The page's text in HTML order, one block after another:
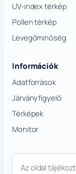
UV-index térkép
Pollen térkép
Levegőminőség
Információk
Adatforrások
Járványfigyelő
Térképek
Monitor
Az oldal